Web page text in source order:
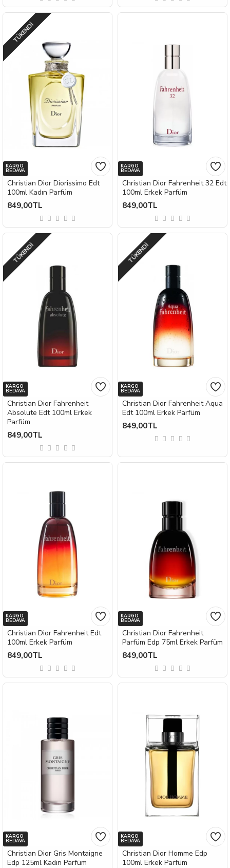
KARGO
BEDAVA
TÜKENDI
Christian Dior Diorissimo Edt
100ml Kadın Parfüm
849,00TL
KARGO
BEDAVA
Christian Dior Fahrenheit 32 Edt
100ml Erkek Parfüm
849,00TL
KARGO
BEDAVA
TÜKENDI
Christian Dior Fahrenheit
Absolute Edt 100ml Erkek
Parfüm
849,00TL
KARGO
BEDAVA
TÜKENDI
Christian Dior Fahrenheit Aqua
Edt 100ml Erkek Parfüm
849,00TL
KARGO
BEDAVA
Christian Dior Fahrenheit Edt
100ml Erkek Parfüm
849,00TL
KARGO
BEDAVA
Christian Dior Fahrenheit
Parfüm Edp 75ml Erkek Parfüm
849,00TL
KARGO
BEDAVA
Christian Dior Gris Montaigne
Edp 125ml Kadın Parfüm
KARGO
BEDAVA
Christian Dior Homme Edp
100ml Erkek Parfüm